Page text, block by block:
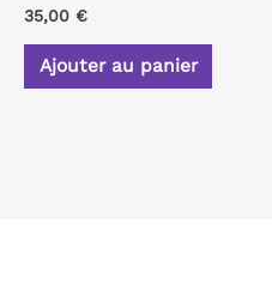
35,00 €
Ajouter au panier